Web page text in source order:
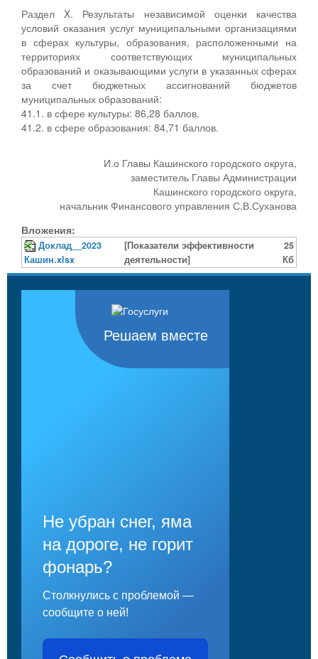
Раздел X. Результаты независимой оценки качества
условий оказания услуг муниципальными организациями
в сферах культуры, образования, расположенными на
территориях соответствующих муниципальных
образований и оказывающими услуги в указанных сферах
за счет бюджетных ассигнований бюджетов
муниципальных образований:
41.1. в сфере культуры: 86,28 баллов.
41.2. в сфере образования: 84,71 баллов.
И.о Главы Кашинского городского округа,
заместитель Главы Администрации
Кашинского городского округа,
начальник Финансового управления С.В.Суханова
Вложения:
Доклад__2023
Кашин.xlsx
[Показатели эффективности
деятельности]
25
Кб
Решаем вместе
Не убран снег, яма
на дороге, не горит
фонарь?
Столкнулись с проблемой —
сообщите о ней!